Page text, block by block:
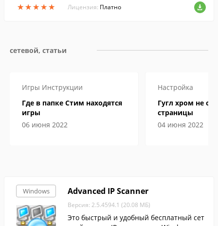
★★★★★
★★★★★
жение персонала, а также вести учет ра
Лицензия: Платно
сетевой, статьи
Игры Инструкции
Где в папке Стим находятся
игры
06 июня 2022
Настройка
Гугл хром не
страницы
04 июня 2022
Windows Advanced IP Scanner
Версия: 2.5.4594.1 (20.08 МБ)
Это быстрый и удобный бесплатный сет